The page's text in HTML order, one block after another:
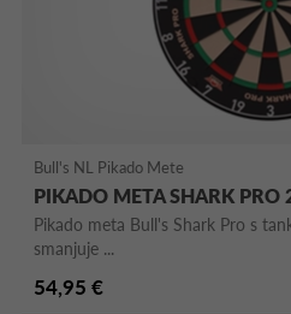
Bull's NL Pikado Mete
PIKADO META SHARK PRO
Pikado meta Bull's Shark Pro s
smanjuje ...
54,95 €